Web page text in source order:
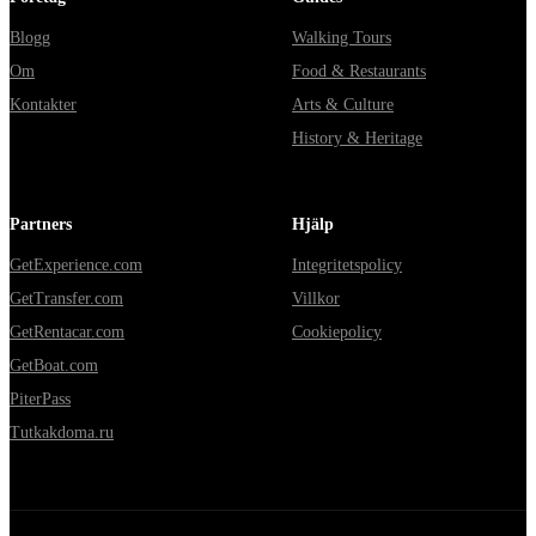
Blogg
Om
Kontakter
Walking Tours
Food & Restaurants
Arts & Culture
History & Heritage
Partners
GetExperience.com
GetTransfer.com
GetRentacar.com
GetBoat.com
PiterPass
Tutkakdoma.ru
Hjälp
Integritetspolicy
Villkor
Cookiepolicy